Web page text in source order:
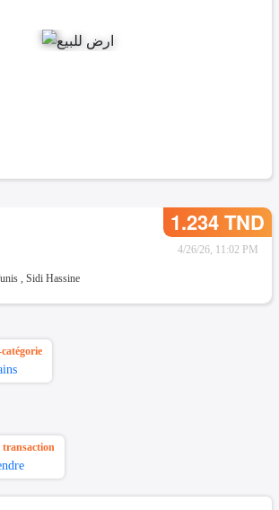
1.234 TND
4/26/26, 11:02 PM
, Sidi Hassine
transaction